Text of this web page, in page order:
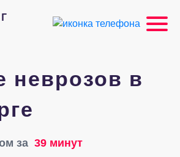
неврозов в
за 39 минут